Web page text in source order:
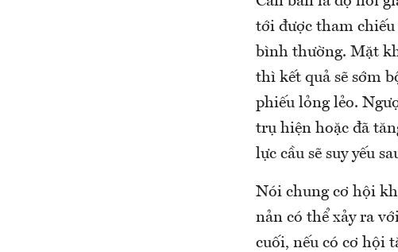
tới được tham
bình thường. Mặt
thì kết quả sẽ sớm
phiếu lỏng lẻo.
trụ hiện hoặc đã
lực cầu sẽ suy yếu
Nói chung cơ hội
nản có thể xảy ra
cuối, nếu có cơ hội